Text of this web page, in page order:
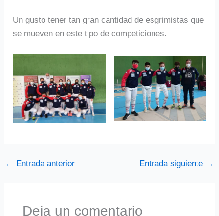
Un gusto tener tan gran cantidad de esgrimistas que
se mueven en este tipo de competiciones.
← Entrada anterior Entrada siguiente →
Deja un comentario